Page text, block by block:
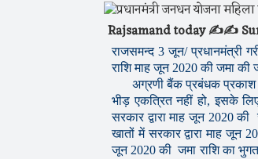
Rajsamand today ✍️✍️
राजसमन्द 3 जून/ प्रधानमंत्री
राशि माह जून 2020 की जमा
अग्रणी बैंक प्रबंधक प्रकाश
भीड़ एकत्रित नहीं हो, इसके
सरकार द्वारा माह जून 2020
खातों में सरकार द्वारा माह जून
जून 2020 की जमा राशि का